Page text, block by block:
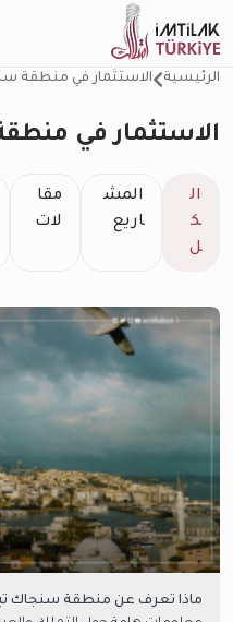
الرئيسية الاستثمار في منطقة
الاستثمار في
ال
ك
ل
المش
اريع
مقا
لات
ماذا تعرف عن منطقة سنجاك